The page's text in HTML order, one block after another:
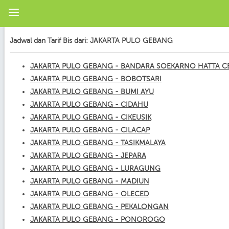
Jadwal dan Tarif Bis dari: JAKARTA PULO GEBANG
JAKARTA PULO GEBANG - BANDARA SOEKARNO HATTA
JAKARTA PULO GEBANG - BOBOTSARI
JAKARTA PULO GEBANG - BUMI AYU
JAKARTA PULO GEBANG - CIDAHU
JAKARTA PULO GEBANG - CIKEUSIK
JAKARTA PULO GEBANG - CILACAP
JAKARTA PULO GEBANG - TASIKMALAYA
JAKARTA PULO GEBANG - JEPARA
JAKARTA PULO GEBANG - LURAGUNG
JAKARTA PULO GEBANG - MADIUN
JAKARTA PULO GEBANG - OLECED
JAKARTA PULO GEBANG - PEKALONGAN
JAKARTA PULO GEBANG - PONOROGO